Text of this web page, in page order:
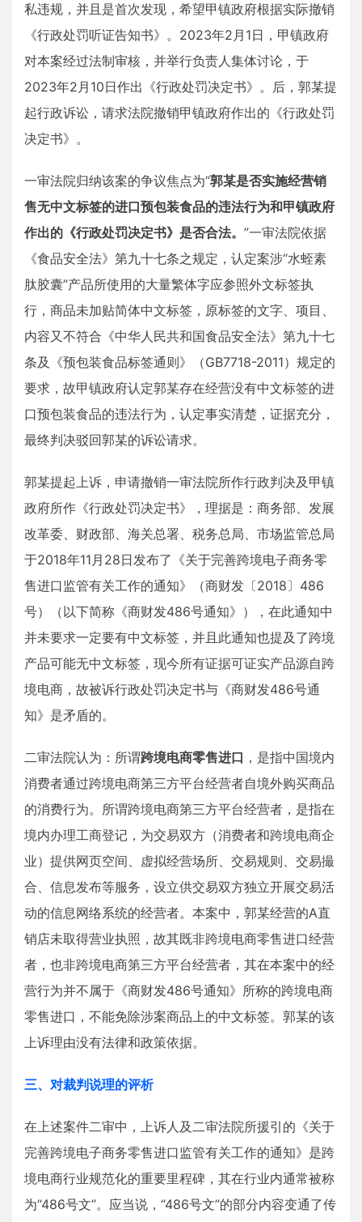
私违规，并且是首次发现，希望甲镇政府根据实际撤销
《行政处罚听证告知书》。2023年2月1日，甲镇政府
对本案经过法制审核，并举行负责人集体讨论，于
2023年2月10日作出《行政处罚决定书》。后，郭某提
起行政诉讼，请求法院撤销甲镇政府作出的《行政处罚
决定书》。
一审法院归纳该案的争议焦点为“郭某是否实施经营销
售无中文标签的进口预包装食品的违法行为和甲镇政府
作出的《行政处罚决定书》是否合法。 ”一审法院依据
《食品安全法》第九十七条之规定，认定案涉“水蛭素
肽胶囊”产品所使用的大量繁体字应参照外文标签执
行，商品未加贴简体中文标签，原标签的文字、项目、
内容又不符合《中华人民共和国食品安全法》第九十七
条及《预包装食品标签通则》（GB7718-2011）规定的
要求，故甲镇政府认定郭某存在经营没有中文标签的进
口预包装食品的违法行为，认定事实清楚，证据充分，
最终判决驳回郭某的诉讼请求。
郭某提起上诉，申请撤销一审法院所作行政判决及甲镇
政府所作《行政处罚决定书》，理据是：商务部、发展
改革委、财政部、海关总署、税务总局、市场监管总局
于2018年11月28日发布了《关于完善跨境电子商务零
售进口监管有关工作的通知》（商财发〔2018〕486
号）（以下简称《商财发486号通知》），在此通知中
并未要求一定要有中文标签，并且此通知也提及了跨境
产品可能无中文标签，现今所有证据可证实产品源自跨
境电商，故被诉行政处罚决定书与《商财发486号通
知》是矛盾的。
二审法院认为：所谓跨境电商零售进口 ，是指中国境内
消费者通过跨境电商第三方平台经营者自境外购买商品
的消费行为。所谓跨境电商第三方平台经营者，是指在
境内办理工商登记，为交易双方（消费者和跨境电商企
业）提供网页空间、虚拟经营场所、交易规则、交易撮
合、信息发布等服务，设立供交易双方独立开展交易活
动的信息网络系统的经营者。本案中，郭某经营的A直
销店未取得营业执照，故其既非跨境电商零售进口经营
者，也非跨境电商第三方平台经营者，其在本案中的经
营行为并不属于《商财发486号通知》所称的跨境电商
零售进口，不能免除涉案商品上的中文标签。郭某的该
上诉理由没有法律和政策依据。
三、对裁判说理的评析
在上述案件二审中，上诉人及二审法院所援引的《关于
完善跨境电子商务零售进口监管有关工作的通知》是跨
境电商行业规范化的重要里程碑，其在行业内通常被称
为“486号文”。应当说，“486号文”的部分内容变通了传